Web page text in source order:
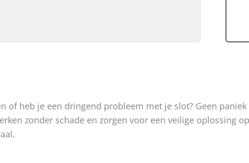
of heb je een dringend probleem met je slot? Geen
zonder schade en zorgen voor een veilige oplossing